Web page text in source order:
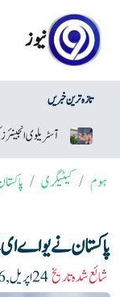
نیوز
تازہ ترین خبریں
کی حیران کن ایجاد، غائب ہونے
ہوم کیٹیگری
پاکستان نے یو اے
شائع شدہ تاریخ